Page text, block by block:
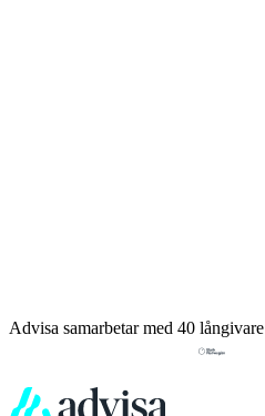
Advisa samarbetar med 40 långivare